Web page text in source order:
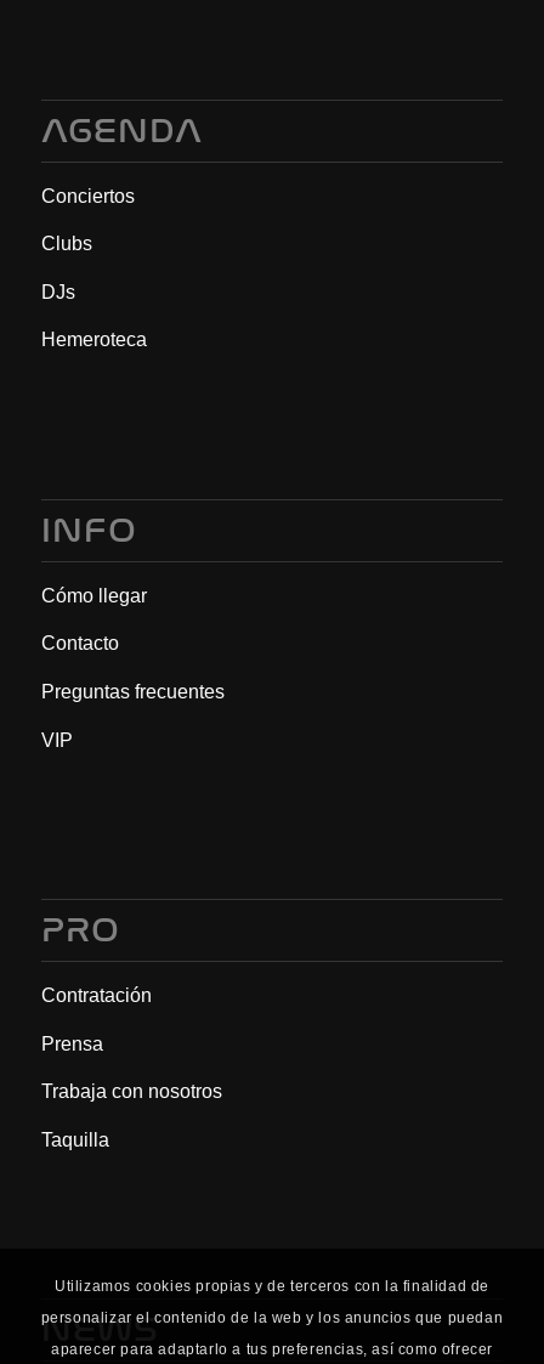
AGENDA
Conciertos
Clubs
DJs
Hemeroteca
INFO
Cómo llegar
Contacto
Preguntas frecuentes
VIP
PRO
Contratación
Prensa
Trabaja con nosotros
Taquilla
NEWS
Utilizamos cookies propias y de terceros con la finalidad de
personalizar el contenido de la web y los anuncios que puedan
aparecer para adaptarlo a tus preferencias, así como ofrecer